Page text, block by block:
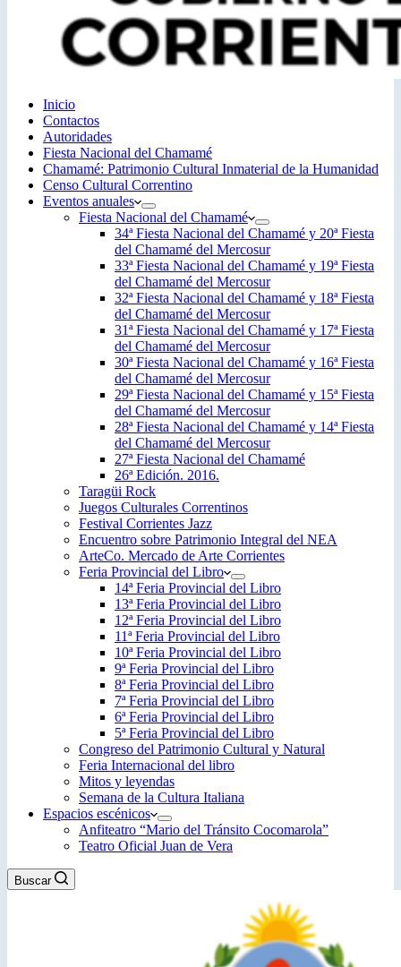
Inicio
Contactos
Autoridades
Fiesta Nacional del Chamamé
Chamamé: Patrimonio Cultural Inmaterial de la Humanidad
Censo Cultural Correntino
Eventos anuales
Fiesta Nacional del Chamamé
34ª Fiesta Nacional del Chamamé y 20ª Fiesta
del Chamamé del Mercosur
33ª Fiesta Nacional del Chamamé y 19ª Fiesta
del Chamamé del Mercosur
32ª Fiesta Nacional del Chamamé y 18ª Fiesta
del Chamamé del Mercosur
31ª Fiesta Nacional del Chamamé y 17ª Fiesta
del Chamamé del Mercosur
30ª Fiesta Nacional del Chamamé y 16ª Fiesta
del Chamamé del Mercosur
29ª Fiesta Nacional del Chamamé y 15ª Fiesta
del Chamamé del Mercosur
28ª Fiesta Nacional del Chamamé y 14ª Fiesta
del Chamamé del Mercosur
27ª Fiesta Nacional del Chamamé
26ª Edición. 2016.
Taragüi Rock
Juegos Culturales Correntinos
Festival Corrientes Jazz
Encuentro sobre Patrimonio Integral del NEA
ArteCo. Mercado de Arte Corrientes
Feria Provincial del Libro
14ª Feria Provincial del Libro
13ª Feria Provincial del Libro
12ª Feria Provincial del Libro
11ª Feria Provincial del Libro
10ª Feria Provincial del Libro
9ª Feria Provincial del Libro
8ª Feria Provincial del Libro
7ª Feria Provincial del Libro
6ª Feria Provincial del Libro
5ª Feria Provincial del Libro
Congreso del Patrimonio Cultural y Natural
Feria Internacional del libro
Mitos y leyendas
Semana de la Cultura Italiana
Espacios escénicos
Anfiteatro “Mario del Tránsito Cocomarola”
Teatro Oficial Juan de Vera
Buscar